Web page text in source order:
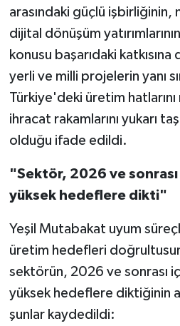
arasındaki güçlü işbirliğinin,
dijital dönüşüm
konusu başarıdaki
yerli ve milli projelerin yanı
Türkiye'deki üretim
ihracat rakamlarını yukarı
olduğu ifade edildi.
"Sektör, 2026 ve
yüksek hedeflere dikti"
Yeşil Mutabakat uyum
üretim hedefleri
sektörün, 2026 ve sonrası
yüksek hedeflere diktiğinin
şunlar kaydedildi: